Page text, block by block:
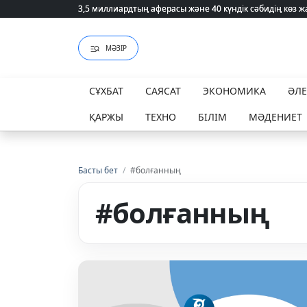
3,5 миллиардтың аферасы және 40 күндік сәбидің
3,5 миллиардтың аферасы және 40 күндік сәбидің
МӘЗІР
СҰХБАТ САЯСАТ ЭКОНОМИКА
ҚАРЖЫ
ТЕХНО БІЛІМ МӘДЕНИЕТ
Басты бет / #болғанның
#болғанның